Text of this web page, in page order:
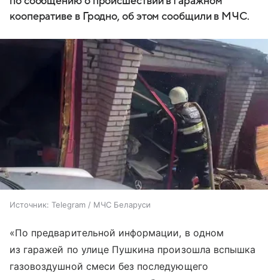
кооперативе в Гродно, об этом сообщили в МЧС.
Источник: Telegram / МЧС Беларуси
«По предварительной информации, в одном
из гаражей по улице Пушкина произошла вспышка
газовоздушной смеси без последующего